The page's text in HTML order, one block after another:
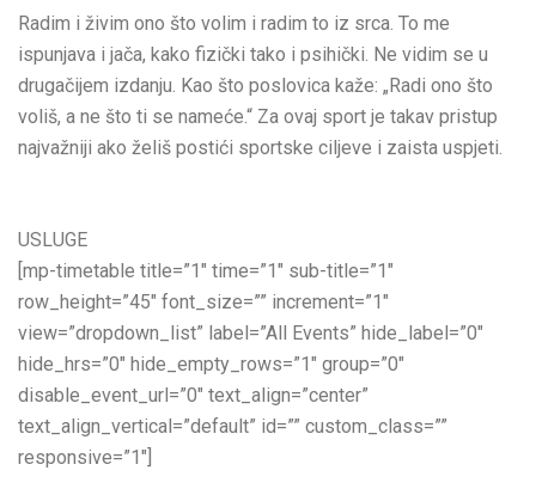
Radim i živim ono što volim i radim to iz srca. To me
ispunjava i jača, kako fizički tako i psihički. Ne vidim se u
drugačijem izdanju. Kao što poslovica kaže: „Radi ono što
voliš, a ne što ti se nameće.“ Za ovaj sport je takav pristup
najvažniji ako želiš postići sportske ciljeve i zaista uspjeti.
USLUGE
[mp-timetable title=”1″ time=”1″ sub-title=”1″
row_height=”45″ font_size=”” increment=”1″
view=”dropdown_list” label=”All Events” hide_label=”0″
hide_hrs=”0″ hide_empty_rows=”1″ group=”0″
disable_event_url=”0″ text_align=”center”
text_align_vertical=”default” id=”” custom_class=””
responsive=”1″]